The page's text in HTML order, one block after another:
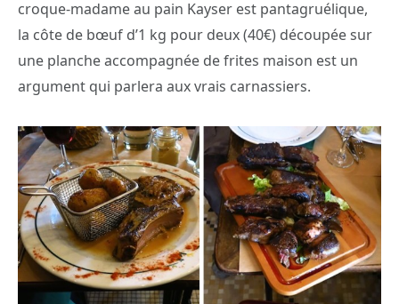
croque-madame au pain Kayser est pantagruélique,
la côte de bœuf d’1 kg pour deux (40€) découpée sur
une planche accompagnée de frites maison est un
argument qui parlera aux vrais carnassiers.